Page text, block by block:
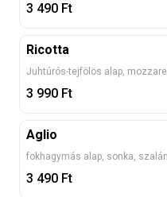
3 490 Ft
Ricotta
3 990 Ft
Aglio
3 490 Ft